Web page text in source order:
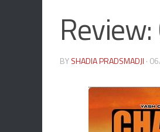
BYSHADIA PRADSMADJI ·